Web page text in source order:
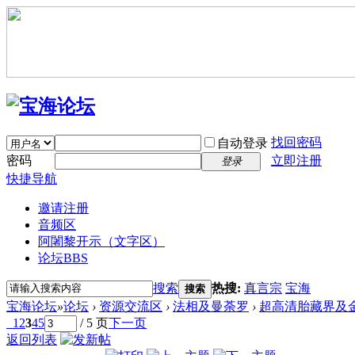
自动登录 找回密码
密码
登录
立即注册
快捷导航
邀请注册
音频区
阿闍黎开示（文字区）
论坛BBS
搜索 搜索 热搜: 真言宗 宝海
宝海论坛»论坛 › 资源交流区 › 法相及曼荼罗 › 超高清胎藏界及
1 2345 / 5 页下一页
返回列表